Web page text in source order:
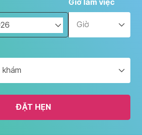
Giờ làm việc
Giờ
ĐẶT HẸN